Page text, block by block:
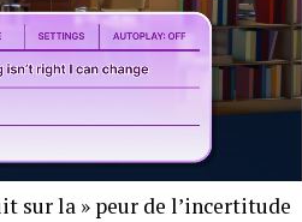
sur la » peur de l’incertitude